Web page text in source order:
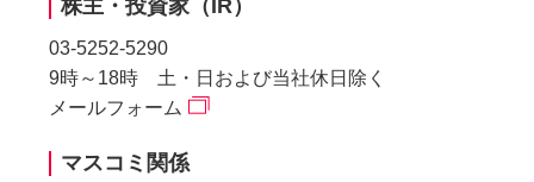
株主・投資家（IR）
03-5252-5290
9時～18時 土・日および当社休日除く
メールフォーム
マスコミ関係